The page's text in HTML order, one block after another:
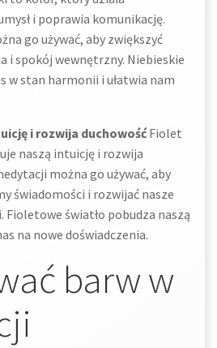
i poprawia komunikację.
go używać, aby zwiększyć
i spokój wewnętrzny. Niebieskie
w stan harmonii i ułatwia nam
i rozwija duchowośćFiolet
naszą intuicję i rozwija
można go używać, aby
świadomości i rozwijać nasze
Fioletowe światło pobudza naszą
na nowe doświadczenia.
barw w